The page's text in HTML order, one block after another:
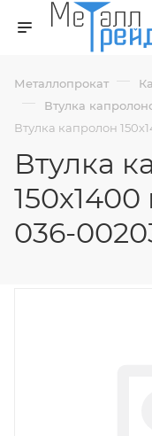
Металлопрокат —
— Втулка
Втулка капролон
Втулка
036-